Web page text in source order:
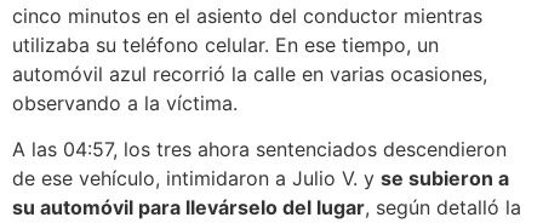
cinco minutos en el asiento del conductor mientras
utilizaba su teléfono celular. En ese tiempo, un
automóvil azul recorrió la calle en varias ocasiones,
observando a la víctima.
A las 04:57, los tres ahora sentenciados descendieron
de ese vehículo, intimidaron a Julio V. y se subieron a
su automóvil para llevárselo del lugar, según detalló la